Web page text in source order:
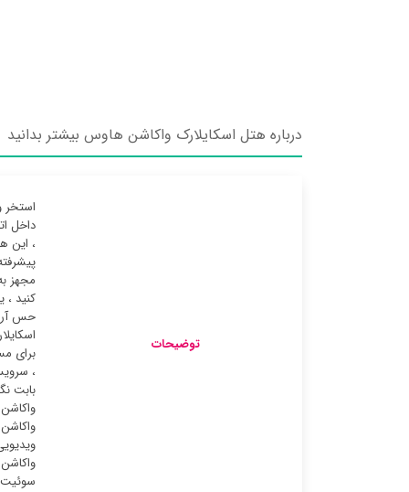
درباره هتل اسکایلارک واکاشن هاوس بیشتر بدانید
توضیحات
استخر
داخل
، این
مجهز
کنید
حس
برای
،
بابت
سوئیت